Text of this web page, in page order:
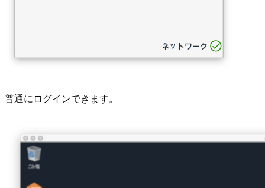
普通にログインできます。